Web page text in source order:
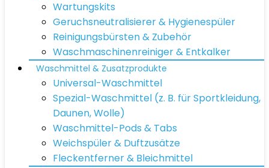
Wartungskits
Geruchsneutralisierer & Hygienespüler
Reinigungsbürsten & Zubehör
Waschmaschinenreiniger & Entkalker
Waschmittel & Zusatzprodukte
Universal-Waschmittel
Spezial-Waschmittel (z. B. für Sportkleidung,
Daunen, Wolle)
Waschmittel-Pods & Tabs
Weichspüler & Duftzusätze
Fleckentferner & Bleichmittel